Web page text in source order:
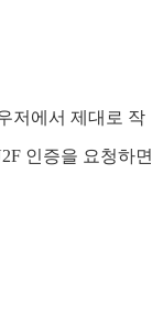
저에서 제대로 작
인증을 요청하면